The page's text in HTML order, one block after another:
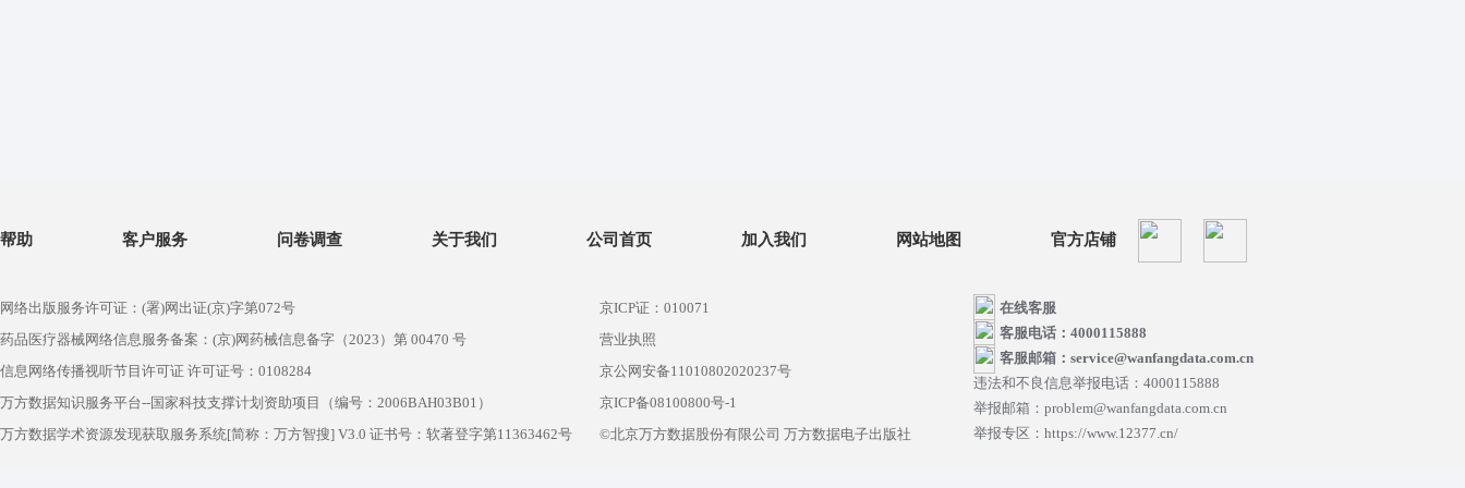
帮助 客户服务 问卷调查 关于我们 公司首页 加入我们 网站地图 官方店铺
网络出版服务许可证：(署)网出证(京)字第072号
药品医疗器械网络信息服务备案：(京)网药械信息备字（2023）第 00470 号
信息网络传播视听节目许可证 许可证号：0108284
万方数据知识服务平台--国家科技支撑计划资助项目（编号：2006BAH03B01）
万方数据学术资源发现获取服务系统[简称：万方智搜] V3.0 证书号：软著登字第11363462号
京ICP证：010071
营业执照
京公网安备11010802020237号
京ICP备08100800号-1
©北京万方数据股份有限公司 万方数据电子出版社
在线客服
客服电话：4000115888
客服邮箱：service@wanfangdata.com.cn
违法和不良信息举报电话：4000115888
举报邮箱：problem@wanfangdata.com.cn
举报专区：https://www.12377.cn/